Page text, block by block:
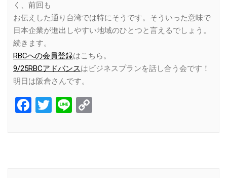
く、前回も
お伝えした通り台湾では特にそうです。そういった意味で
日本企業が進出しやすい地域のひとつと言えるでしょう。
続きます。
RBCへの会員登録はこちら。
9/25RBCアドバンスはビジネスプランを話し合う会です！
明日は阪倉さんです。
Facebook
Twitter
Line